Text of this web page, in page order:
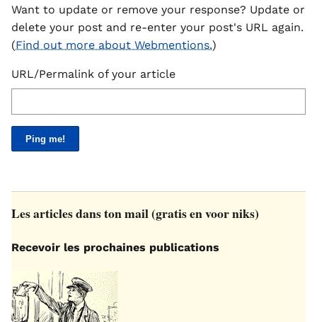
Want to update or remove your response? Update or
delete your post and re-enter your post's URL again.
(Find out more about Webmentions.)
URL/Permalink of your article
Les articles dans ton mail (gratis en voor niks)
Recevoir les prochaines publications